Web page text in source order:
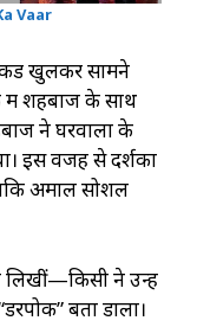
Vaar
खुलकर सामने
में शहबाज के साथ
ने घरवालों के
इस वजह से दर्शकों
अमाल सोशल
ने उन्हें
बता डाला।